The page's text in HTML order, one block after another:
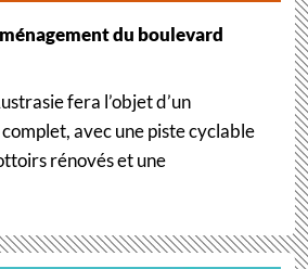
du boulevard
fera l’objet d’un
avec une piste cyclable
rénovés et une